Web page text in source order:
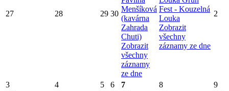
27 28 29 30
Menšíková
(kavárna
Zahrada
Chuti)
Zobrazit
všechny
záznamy
ze dne
Fest - Kouzelná
Louka
Zobrazit
všechny
záznamy ze dne
2
3 4 5 6 7 8
9